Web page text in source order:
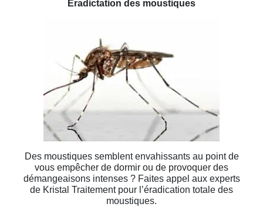
Éradictation des moustiques
Des moustiques semblent envahissants au point de
vous empêcher de dormir ou de provoquer des
démangeaisons intenses ? Faites appel aux experts
de Kristal Traitement pour l’éradication totale des
moustiques.